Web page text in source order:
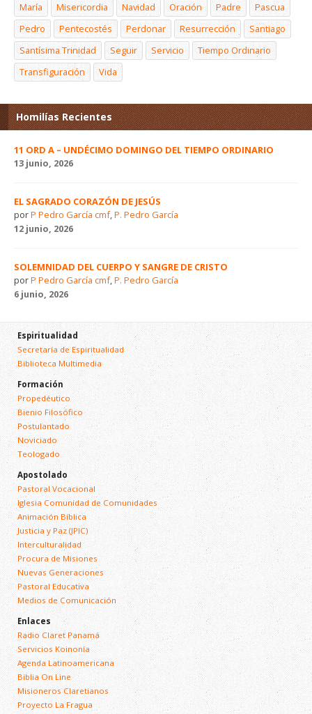
María
Misericordia Navidad Oración Padre
Pascua
Pedro
Pentecostés Perdonar Resurrección
Santiago
Santísima Trinidad
Seguir Servicio
Tiempo Ordinario
Transfiguración
Vida
Homilías Recientes
11 ORD A – UNDÉCIMO DOMINGO DEL TIEMPO ORDINARIO
13 junio, 2026
EL SAGRADO CORAZÓN DE JESÚS
porP Pedro García cmf,P. Pedro García
12 junio, 2026
SOLEMNIDAD DEL CUERPO Y SANGRE DE CRISTO
porP Pedro García cmf,P. Pedro García
6 junio, 2026
Espiritualidad
Secretaría de Espiritualidad
Biblioteca Multimedia
Formación
Propedéutico
Bienio Filosófico
Postulantado
Noviciado
Teologado
Apostolado
Pastoral Vocacional
Iglesia Comunidad de Comunidades
Animación Bíblica
Justicia y Paz (JPIC)
Interculturalidad
Procura de Misiones
Nuevas Generaciones
Pastoral Educativa
Medios de Comunicación
Enlaces
Radio Claret Panamá
Servicios Koinonía
Agenda Latinoamericana
Biblia On Line
Misioneros Claretianos
Proyecto La Fragua